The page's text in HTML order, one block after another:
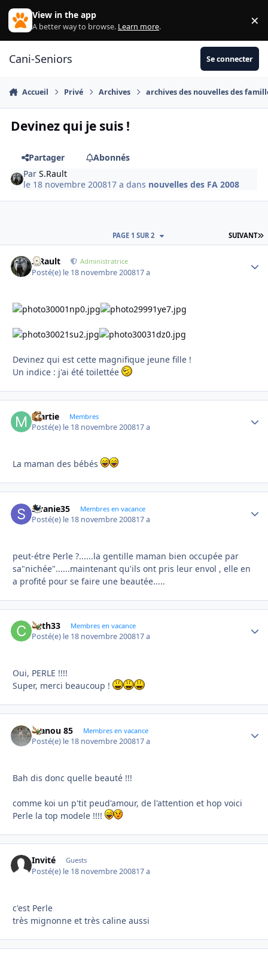
Aller au contenu
View in the app
A better way to browse. Learn more. ×
Cani-Seniors Se connecter
Accueil Privé Archives archives des nouvelles des
Devinez qui je suis !
Partager
Abonnés
ParS.Rault
le 18 novembre 200817 a dans nouvelles des FA 2008
SUIVANT
PAGE 1 SUR 2
S.Rault Administratrice
Posté(e) le 18 novembre 200817 a
Devinez qui est cette magnifique jeune fille !
Un indice : j'ai été toilettée
martie Membres
Posté(e) le 18 novembre 200817 a
La maman des bébés
swanie35 Membres en vacance
Posté(e) le 18 novembre 200817 a
peut-étre Perle ?......la gentille maman bien occupée par
sa"nichée"......maintenant qu'ils ont pris leur envol , elle en
a profité pour se faire une beautée.....
Cath33 Membres en vacance
Posté(e) le 18 novembre 200817 a
Oui, PERLE !!!!
Super, merci beaucoup !
manou 85 Membres en vacance
Posté(e) le 18 novembre 200817 a
Bah dis donc quelle beauté !!!
comme koi un p'tit peud'amour, de l'attention et hop voici
Perle la top modele !!!!
Invité Guests
Posté(e) le 18 novembre 200817 a
c'est Perle
très mignonne et très caline aussi